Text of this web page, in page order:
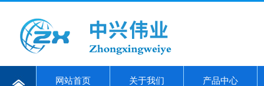
网站首页 关于我们 产品中心